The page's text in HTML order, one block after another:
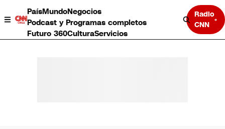
PaísMundoNegocios
Podcast y Programas completos
Futuro 360CulturaServicios
Radio
CNN